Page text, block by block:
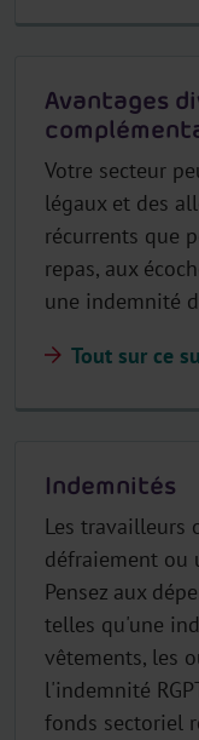
Avantages
Votre secteur
légaux et des
récurrents que
repas, aux
une indemnité
Tout sur ce
Indemnités
Les travailleurs
défraiement ou
Pensez aux
telles qu'une
vêtements, les
l'indemnité
fonds sectoriel